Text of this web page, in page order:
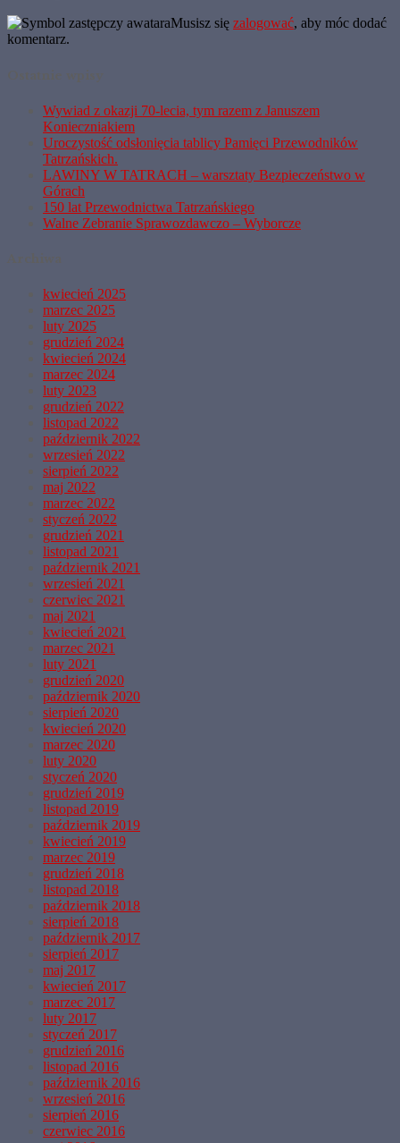
Musisz się zalogować, aby móc dodać
komentarz.
Wywiad z okazji 70-lecia, tym razem z Januszem
Konieczniakiem
Uroczystość odsłonięcia tablicy Pamięci Przewodników
Tatrzańskich.
LAWINY W TATRACH – warsztaty Bezpieczeństwo w
Górach
150 lat Przewodnictwa Tatrzańskiego
Walne Zebranie Sprawozdawczo – Wyborcze
kwiecień 2025
marzec 2025
luty 2025
grudzień 2024
kwiecień 2024
marzec 2024
luty 2023
grudzień 2022
listopad 2022
październik 2022
wrzesień 2022
sierpień 2022
maj 2022
marzec 2022
styczeń 2022
grudzień 2021
listopad 2021
październik 2021
wrzesień 2021
czerwiec 2021
maj 2021
kwiecień 2021
marzec 2021
luty 2021
grudzień 2020
październik 2020
sierpień 2020
kwiecień 2020
marzec 2020
luty 2020
styczeń 2020
grudzień 2019
listopad 2019
październik 2019
kwiecień 2019
marzec 2019
grudzień 2018
listopad 2018
październik 2018
sierpień 2018
październik 2017
sierpień 2017
maj 2017
kwiecień 2017
marzec 2017
luty 2017
styczeń 2017
grudzień 2016
listopad 2016
październik 2016
wrzesień 2016
sierpień 2016
czerwiec 2016